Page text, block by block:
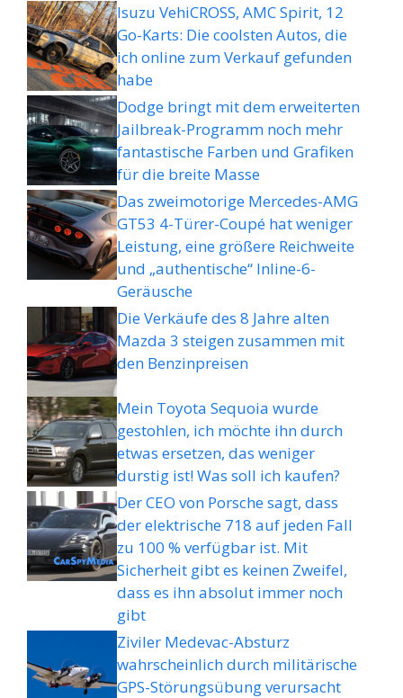
Isuzu VehiCROSS, AMC Spirit, 12
Go-Karts: Die coolsten Autos, die
ich online zum Verkauf gefunden
habe
Dodge bringt mit dem erweiterten
Jailbreak-Programm noch mehr
fantastische Farben und Grafiken
für die breite Masse
Das zweimotorige Mercedes-AMG
GT53 4-Türer-Coupé hat weniger
Leistung, eine größere Reichweite
und „authentische“ Inline-6-
Geräusche
Die Verkäufe des 8 Jahre alten
Mazda 3 steigen zusammen mit
den Benzinpreisen
Mein Toyota Sequoia wurde
gestohlen, ich möchte ihn durch
etwas ersetzen, das weniger
durstig ist! Was soll ich kaufen?
Der CEO von Porsche sagt, dass
der elektrische 718 auf jeden Fall
zu 100 % verfügbar ist. Mit
Sicherheit gibt es keinen Zweifel,
dass es ihn absolut immer noch
gibt
Ziviler Medevac-Absturz
wahrscheinlich durch militärische
GPS-Störungsübung verursacht